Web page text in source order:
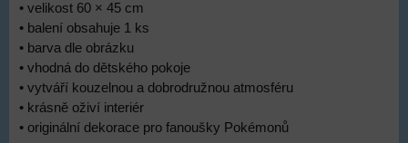
• velikost 60 × 45 cm
• balení obsahuje 1 ks
• barva dle obrázku
• vhodná do dětského pokoje
• vytváří kouzelnou a dobrodružnou atmosféru
• krásně oživí interiér
• originální dekorace pro fanoušky Pokémonů